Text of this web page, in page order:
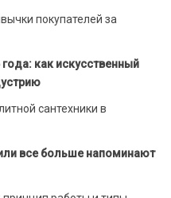
покупателей за
как искусственный
сантехники в
все больше напоминают